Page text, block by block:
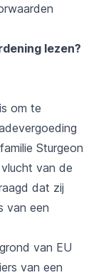
lezen?
om te
Sturgeon
van de
dat zij
van een
van EU
van een